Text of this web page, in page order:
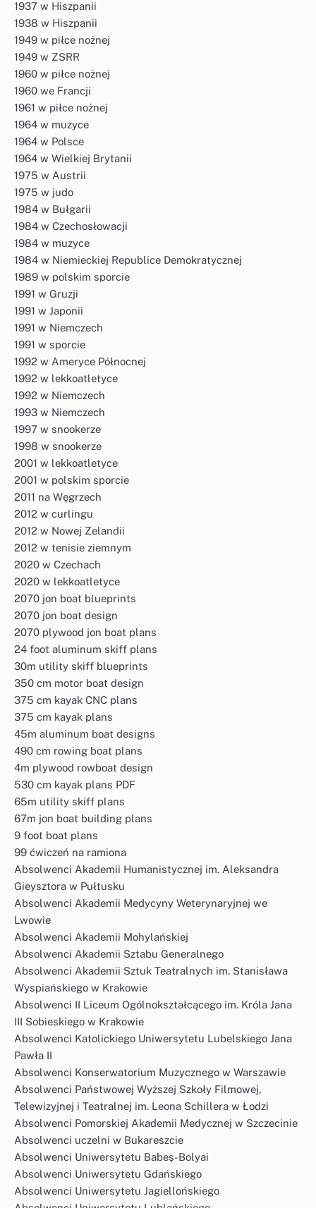
1937 w Hiszpanii
1938 w Hiszpanii
1949 w piłce nożnej
1949 w ZSRR
1960 w piłce nożnej
1960 we Francji
1961 w piłce nożnej
1964 w muzyce
1964 w Polsce
1964 w Wielkiej Brytanii
1975 w Austrii
1975 w judo
1984 w Bułgarii
1984 w Czechosłowacji
1984 w muzyce
1984 w Niemieckiej Republice Demokratycznej
1989 w polskim sporcie
1991 w Gruzji
1991 w Japonii
1991 w Niemczech
1991 w sporcie
1992 w Ameryce Północnej
1992 w lekkoatletyce
1992 w Niemczech
1993 w Niemczech
1997 w snookerze
1998 w snookerze
2001 w lekkoatletyce
2001 w polskim sporcie
2011 na Węgrzech
2012 w curlingu
2012 w Nowej Zelandii
2012 w tenisie ziemnym
2020 w Czechach
2020 w lekkoatletyce
2070 jon boat blueprints
2070 jon boat design
2070 plywood jon boat plans
24 foot aluminum skiff plans
30m utility skiff blueprints
350 cm motor boat design
375 cm kayak CNC plans
375 cm kayak plans
45m aluminum boat designs
490 cm rowing boat plans
4m plywood rowboat design
530 cm kayak plans PDF
65m utility skiff plans
67m jon boat building plans
9 foot boat plans
99 ćwiczeń na ramiona
Absolwenci Akademii Humanistycznej im. Aleksandra
Gieysztora w Pułtusku
Absolwenci Akademii Medycyny Weterynaryjnej we
Lwowie
Absolwenci Akademii Mohylańskiej
Absolwenci Akademii Sztabu Generalnego
Absolwenci Akademii Sztuk Teatralnych im. Stanisława
Wyspiańskiego w Krakowie
Absolwenci II Liceum Ogólnokształcącego im. Króla Jana
III Sobieskiego w Krakowie
Absolwenci Katolickiego Uniwersytetu Lubelskiego Jana
Pawła II
Absolwenci Konserwatorium Muzycznego w Warszawie
Absolwenci Państwowej Wyższej Szkoły Filmowej,
Telewizyjnej i Teatralnej im. Leona Schillera w Łodzi
Absolwenci Pomorskiej Akademii Medycznej w Szczecinie
Absolwenci uczelni w Bukareszcie
Absolwenci Uniwersytetu Babeș-Bolyai
Absolwenci Uniwersytetu Gdańskiego
Absolwenci Uniwersytetu Jagiellońskiego